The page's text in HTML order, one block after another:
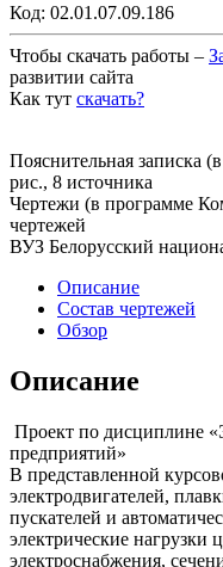
Код: 02.01.07.09.186
Чтобы скачать работы –
развитии сайта
Как тут скачать?
Пояснительная записка
рис., 8 источника
Чертежи (в программе
чертежей
ВУЗ Белорусский
Описание
Состав чертежей
Обзор
Описание
Проект по дисциплине
предприятий»
В представленной
электродвигателей,
пускателей и
электрические нагрузки
электроснабжения,